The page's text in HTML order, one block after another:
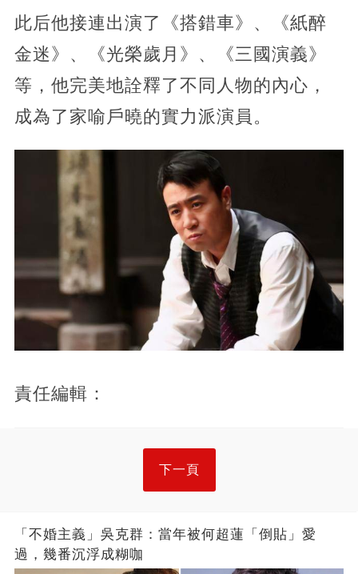
此后他接連出演了《搭錯車》、《紙醉
金迷》、《光榮歲月》、《三國演義》
等，他完美地詮釋了不同人物的內心，
成為了家喻戶曉的實力派演員。
責任編輯：
下一頁
「不婚主義」吳克群：當年被何超蓮「倒貼」愛
過，幾番沉浮成糊咖